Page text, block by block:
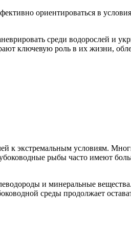
ориентироваться в
среди водорослей и
ключевую роль в их жизни,
к экстремальным условиям.
рыбы часто имеют
и минеральные
среды продолжает